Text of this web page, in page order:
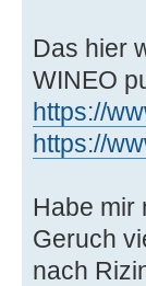
Das hier
WINEO
https://
https://
Habe mir
Geruch
nach